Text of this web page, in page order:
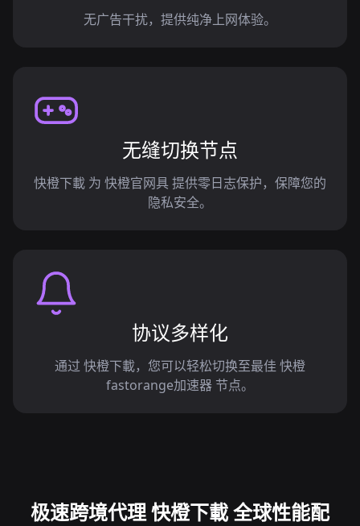
无广告干扰，提供纯净上网体验。
无缝切换节点
快橙下載 为 快橙官网具 提供零日志保护，保障您的
隐私安全。
协议多样化
通过 快橙下載，您可以轻松切换至最佳 快橙
fastorange加速器 节点。
极速跨境代理 快橙下載 全球性能配